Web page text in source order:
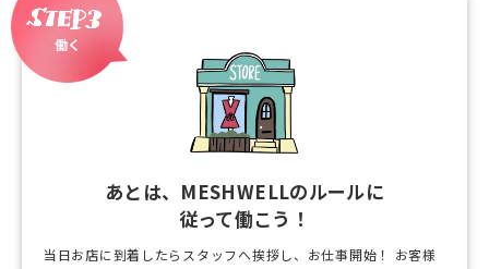
働く
あとは、MESHWELLのルールに
従って働こう！
当日お店に到着したらスタッフへ挨拶し、お仕事開始！ お客様